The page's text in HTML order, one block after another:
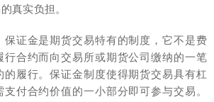
真实负担。
保证金是期货交易特有的制度，它不是费
行合约而向交易所或期货公司缴纳的一笔
的履行。保证金制度使得期货交易具有杠
付合约价值的一小部分即可参与交易。